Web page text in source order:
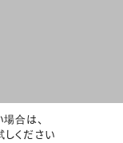
合は、
ください